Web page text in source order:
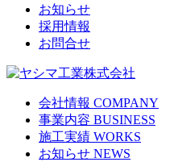
お知らせ
採用情報
お問合せ
会社情報 COMPANY
事業内容 BUSINESS
施工実績 WORKS
お知らせ NEWS